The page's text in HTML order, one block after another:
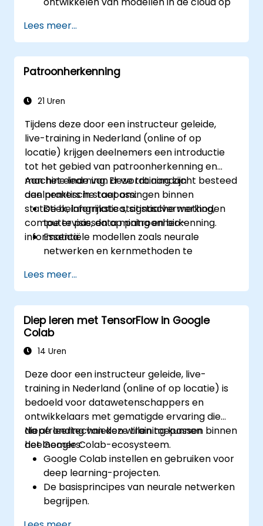
Technieken toepassen voor
beeldvoorbereiding bij
computervisietaken.
Computervisiemodellen implementeren
Transfer learning benutten om de
verbeteren.
De resultaten van
beeldclassificatiemodellen visualiseren en
interpreteren.
Lees meer...
Patroonherkenning
21 Uren
Tijdens deze door een instructeur geleide,
live-training in Nederland (online of op
locatie) krijgen deelnemers een introductie
tot het gebied van patroonherkenning en
machine learning. Er wordt aandacht besteed
aan praktische toepassingen binnen
statistiek, informatica, signaalverwerking,
computervisie, data mining en bio-
informatica.
Aan het einde van deze training zijn
deelnemers in staat om:
De belangrijkste statistische methoden
toe te passen op patroonherkenning.
Essentiële modellen zoals neurale
netwerken en kernmethoden te
Gevorderde technieken toe te passen bij
het oplossen van complexe problemen.
De voorspellingsnauwkeurigheid te
verbeteren door verschillende modellen
te combineren.
Lees meer...
Diep leren met TensorFlow in Google
Colab
14 Uren
Deze door een instructeur geleide, live-
training in Nederland (online of op locatie) is
bedoeld voor datawetenschappers en
ontwikkelaars met gematigde ervaring die
diepe leertechnieken willen toepassen binnen
het Google Colab-ecosysteem.
Na afronding van deze training kunnen
deelnemers:
Google Colab instellen en gebruiken voor
deep learning-projecten.
De basisprincipes van neurale netwerken
begrijpen.